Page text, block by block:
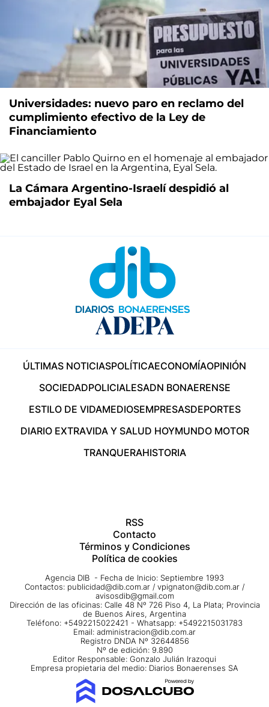
Universidades: nuevo paro en reclamo del
cumplimiento efectivo de la Ley de
Financiamiento
La Cámara Argentino-Israelí despidió al
embajador Eyal Sela
ÚLTIMAS NOTICIASPOLÍTICAECONOMÍAOPINIÓN
SOCIEDADPOLICIALESADN BONAERENSE
ESTILO DE VIDAMEDIOSEMPRESASDEPORTES
DIARIO EXTRAVIDA Y SALUD HOYMUNDO MOTOR
TRANQUERAHISTORIA
RSS
Contacto
Términos y Condiciones
Política de cookies
Agencia DIB - Fecha de Inicio: Septiembre 1993
Contactos: publicidad@dib.com.ar / vpignaton@dib.com.ar /
avisosdib@gmail.com
Dirección de las oficinas: Calle 48 Nº 726 Piso 4, La Plata; Provincia
de Buenos Aires, Argentina
Teléfono: +5492215022421 - Whatsapp: +5492215031783
Email: administracion@dib.com.ar
Registro DNDA Nº 32644856
Nº de edición: 9.890
Editor Responsable: Gonzalo Julián Irazoqui
Empresa propietaria del medio: Diarios Bonaerenses SA